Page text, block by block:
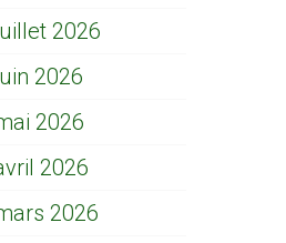
2026
2026
2026
2026
2026